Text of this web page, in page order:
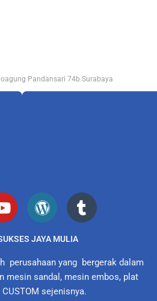
Pandansari 74b Surabaya
JAYA MULIA
perusahaan yang bergerak dalam
mesin sandal, mesin embos, plat
sejenisnya.